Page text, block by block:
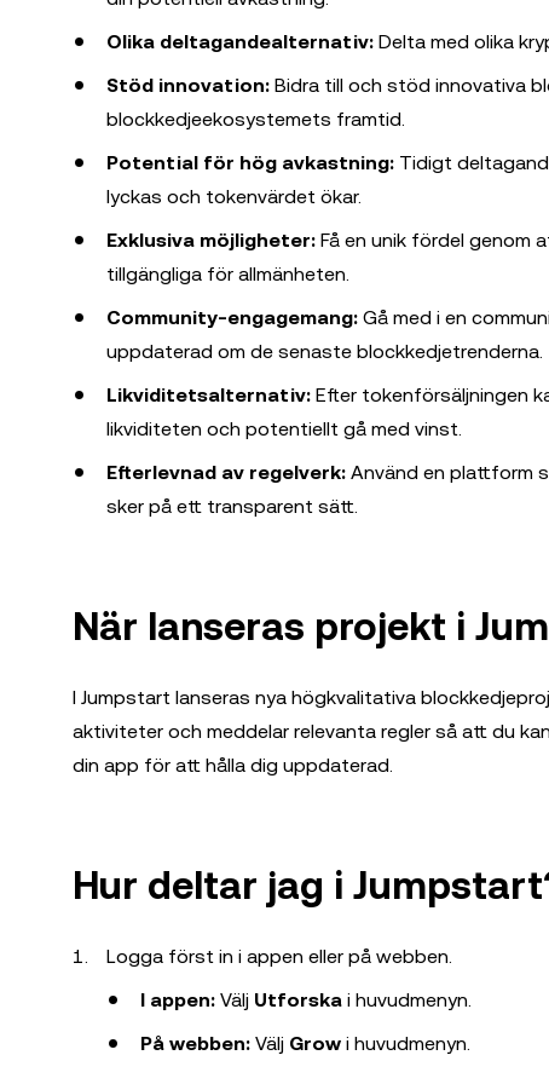
Olika deltagandealternativ: Delta med olika
Stöd innovation: Bidra till och stöd innovativa
blockkedjeekosystemets framtid.
Potential för hög avkastning: Tidigt
lyckas och tokenvärdet ökar.
Exklusiva möjligheter: Få en unik fördel genom
tillgängliga för allmänheten.
Community-engagemang: Gå med i en
uppdaterad om de senaste blockkedjetrenderna.
Likviditetsalternativ: Efter tokenförsäljningen
likviditeten och potentiellt gå med vinst.
Efterlevnad av regelverk: Använd en plattform
sker på ett transparent sätt.
När lanseras projekt i
I Jumpstart lanseras nya högkvalitativa
aktiviteter och meddelar relevanta regler så att du
din app för att hålla dig uppdaterad.
Hur deltar jag i
Logga först in i appen eller på webben.
I appen: Välj Utforska i huvudmenyn.
På webben: Välj Grow i huvudmenyn.